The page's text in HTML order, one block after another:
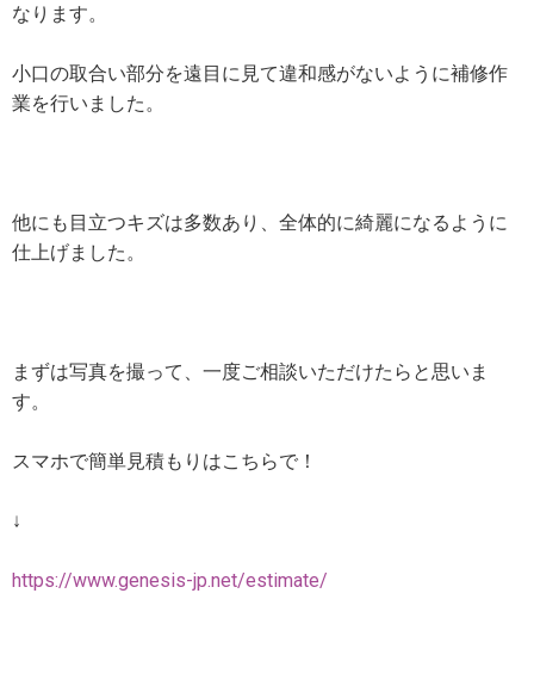
なります。
小口の取合い部分を遠目に見て違和感がないように補修作
業を行いました。
他にも目立つキズは多数あり、全体的に綺麗になるように
仕上げました。
まずは写真を撮って、一度ご相談いただけたらと思いま
す。
スマホで簡単見積もりはこちらで！
↓
https://www.genesis-jp.net/estimate/